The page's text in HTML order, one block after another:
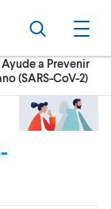
Buscar
Actualmente:
Ayude a Prevenir
(SARS-CoV-2)